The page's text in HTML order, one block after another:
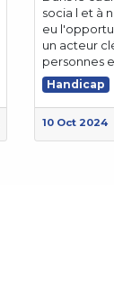
socia l et à
eu
un acteur
personnes
Handicap
10 Oct 2024